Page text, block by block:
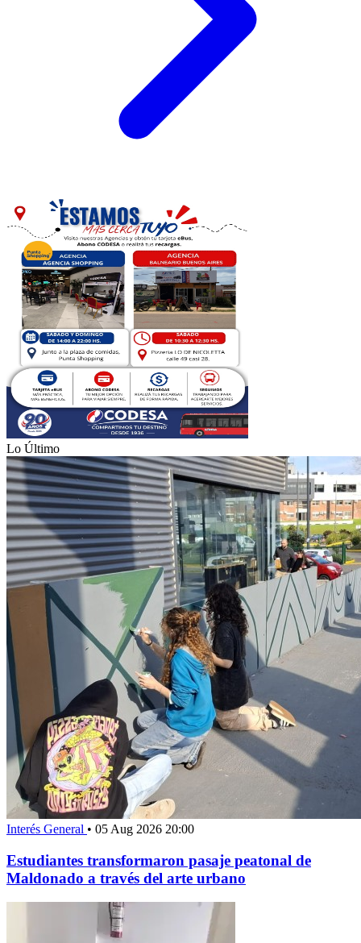
Lo Último
Interés General • 05 Aug 2026 20:00
Estudiantes transformaron pasaje peatonal de
Maldonado a través del arte urbano